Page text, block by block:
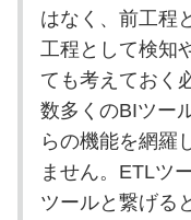
はなく、前工程
工程として検知
ても考えておく
数多くのBIツー
らの機能を網羅
ません。ETLツ
ツールと繋げる